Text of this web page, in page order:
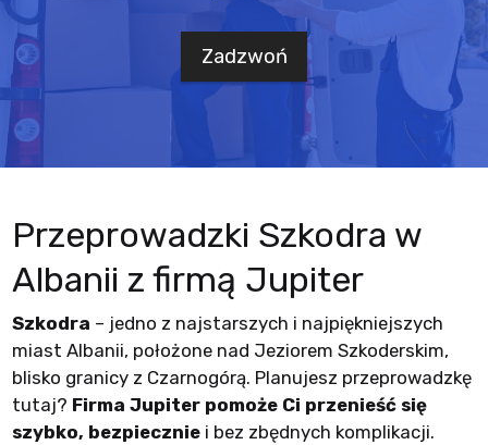
Zadzwoń
Przeprowadzki Szkodra w
Albanii z firmą Jupiter
Szkodra – jedno z najstarszych i najpiękniejszych
miast Albanii, położone nad Jeziorem Szkoderskim,
blisko granicy z Czarnogórą. Planujesz przeprowadzkę
tutaj? Firma Jupiter pomoże Ci przenieść się
szybko, bezpieczniei bez zbędnych komplikacji.